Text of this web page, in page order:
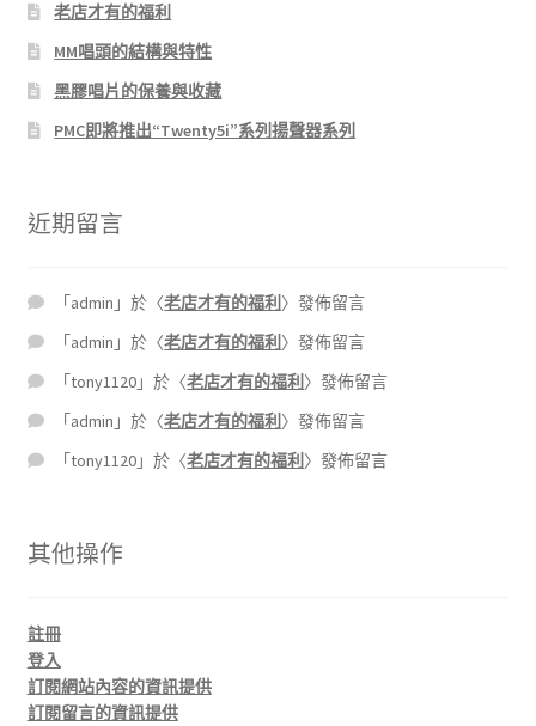
老店才有的福利
MM唱頭的結構與特性
黑膠唱片的保養與收藏
PMC即將推出“Twenty5i”系列揚聲器系列
近期留言
「admin 」於〈老店才有的福利 〉發佈留言
「admin 」於〈老店才有的福利 〉發佈留言
「tony1120 」於〈老店才有的福利 〉發佈留言
「admin 」於〈老店才有的福利 〉發佈留言
「tony1120 」於〈老店才有的福利 〉發佈留言
其他操作
註冊
登入
訂閱網站內容的資訊提供
訂閱留言的資訊提供